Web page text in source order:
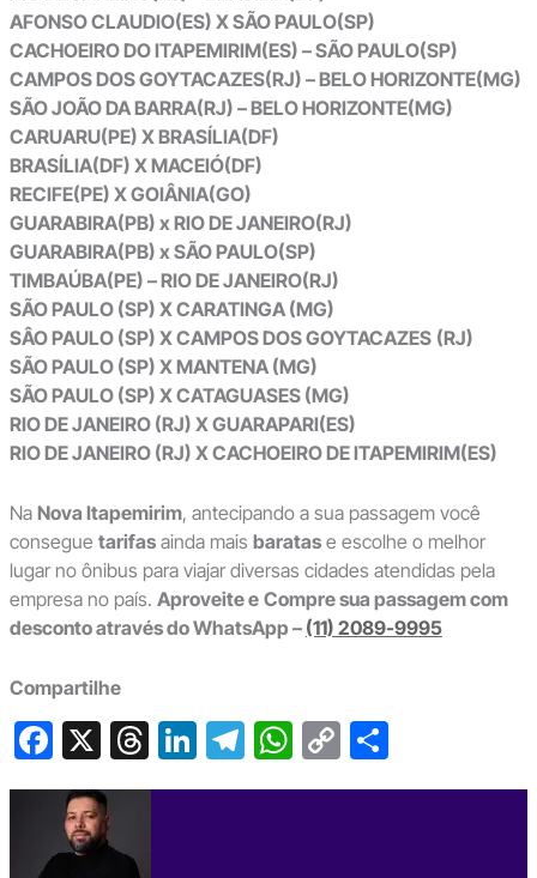
AFONSO CLAUDIO(ES) X SÃO PAULO(SP)
CACHOEIRO DO ITAPEMIRIM(ES) – SÃO PAULO(SP)
CAMPOS DOS GOYTACAZES(RJ) – BELO HORIZONTE(MG)
SÃO JOÃO DA BARRA(RJ) – BELO HORIZONTE(MG)
CARUARU(PE) X BRASÍLIA(DF)
BRASÍLIA(DF) X MACEIÓ(DF)
RECIFE(PE) X GOIÂNIA(GO)
GUARABIRA(PB) x RIO DE JANEIRO(RJ)
GUARABIRA(PB) x SÃO PAULO(SP)
TIMBAÚBA(PE) – RIO DE JANEIRO(RJ)
SÃO PAULO (SP) X CARATINGA (MG)
SÂO PAULO (SP) X CAMPOS DOS GOYTACAZES (RJ)
SÃO PAULO (SP) X MANTENA (MG)
SÃO PAULO (SP) X CATAGUASES (MG)
RIO DE JANEIRO (RJ) X GUARAPARI(ES)
RIO DE JANEIRO (RJ) X CACHOEIRO DE ITAPEMIRIM(ES)
Na Nova Itapemirim, antecipando a sua passagem você
consegue tarifasainda mais baratase escolhe o melhor
lugar no ônibus para viajar diversas cidades atendidas pela
empresa no país. Aproveite e Compre sua passagem com
desconto através do WhatsApp – (11) 2089-9995
Compartilhe
F
a
c
e
X T
hr
Li
n
T
el
W
h
C
o
S
h